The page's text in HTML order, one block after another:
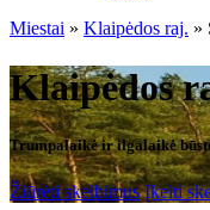
Miestai » Klaipėdos raj. »
Klaipėdos
Trumpalaikė ir ilgalaikė
Žiūrėti skelbimus Įkelti